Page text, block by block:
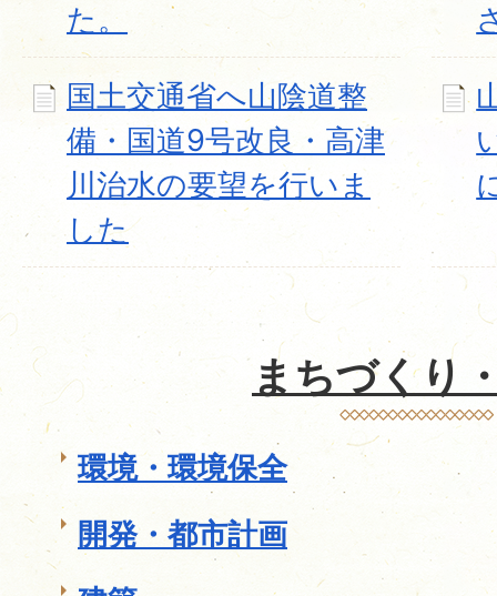
た。
国土交通省へ山陰道整
備・国道9号改良・高津
川治水の要望を行いま
した
まちづくり
環境・環境保全
開発・都市計画